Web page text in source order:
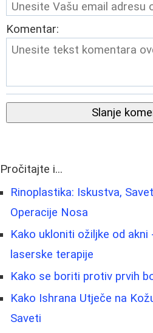
Komentar:
Slanje
Pročitajte i...
Rinoplastika: Iskustva,
Operacije Nosa
Kako ukloniti ožiljke od
laserske terapije
Kako se boriti protiv prvih
Kako Ishrana Utječe na
Saveti